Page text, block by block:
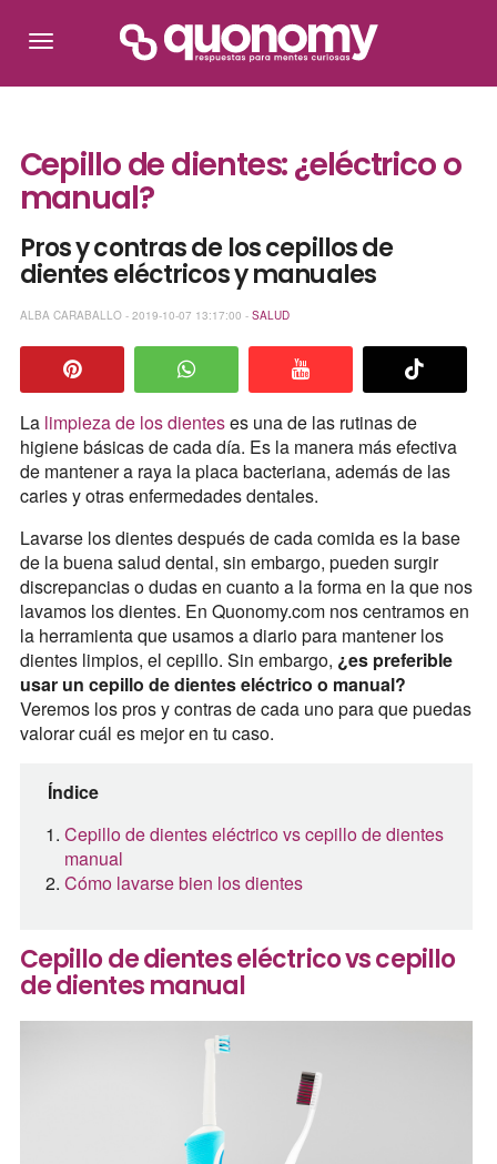
Cepillo de dientes: ¿eléctrico o
manual?
Pros y contras de los cepillos de
dientes eléctricos y manuales
ALBA CARABALLO - 2019-10-07 13:17:00 - SALUD
La limpieza de los dienteses una de las rutinas de
higiene básicas de cada día. Es la manera más efectiva
de mantener a raya la placa bacteriana, además de las
caries y otras enfermedades dentales.
Lavarse los dientes después de cada comida es la base
de la buena salud dental, sin embargo, pueden surgir
discrepancias o dudas en cuanto a la forma en la que nos
lavamos los dientes. En Quonomy.com nos centramos en
la herramienta que usamos a diario para mantener los
dientes limpios, el cepillo. Sin embargo, ¿es preferible
usar un cepillo de dientes eléctrico o manual?
Veremos los pros y contras de cada uno para que puedas
valorar cuál es mejor en tu caso.
Índice
Cepillo de dientes eléctrico vs cepillo de dientes
manual
Cómo lavarse bien los dientes
Cepillo de dientes eléctrico vs cepillo
de dientes manual